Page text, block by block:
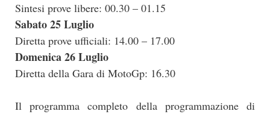
Sintesi prove libere: 00.30 – 01.15
Sabato 25 Luglio
Diretta prove ufficiali: 14.00 – 17.00
Domenica 26 Luglio
Diretta della Gara di MotoGp: 16.30
Il programma completo della programmazione di